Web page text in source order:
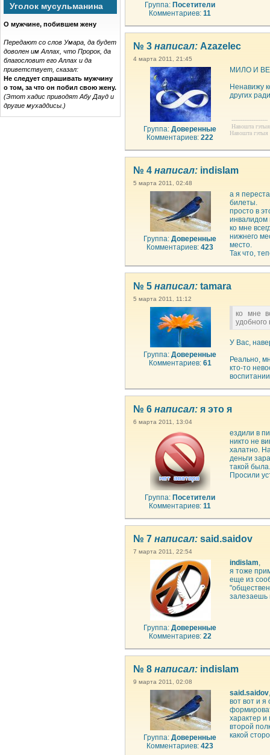
Уголок мусульманина
О мужчине, побившем жену
Передают со слов Умара, да будет
доволен им Аллах, что Пророк, да
благословит его Аллах и да
приветствует, сказал:
Не следует спрашивать мужчину
о том, за что он побил свою жену.
(Этот хадис приводят Абу Дауд и
другие мухаддисы.)
Группа: Посетители
Комментариев:11
№ 3 написал: Azazelec
4 марта 2011, 21:45
Группа:Доверенные
Комментариев:222
МИЛО И
Ненавижу
других
--------------------
Навошта
Навошта гэтыя
№ 4 написал: indislam
5 марта 2011, 02:48
Группа:Доверенные
Комментариев:423
а я
билеты.
просто в
инвалидом
ко мне
нижнего
место.
Так что,
№ 5 написал: tamara
5 марта 2011, 11:12
Группа:Доверенные
Комментариев: 61
ко мне
удобного
У Вас,
Реально,
кто-то
№ 6 написал: я это я
6 марта 2011, 13:04
Группа: Посетители
Комментариев:11
ездили в
никто не
халатно.
деньги
такой
Просили
№ 7 написал: said.saidov
7 марта 2011, 22:54
Группа:Доверенные
Комментариев: 22
indislam,
я тоже
еще из
залезаешь
№ 8 написал: indislam
9 марта 2011, 02:08
Группа:Доверенные
Комментариев:423
said.saidov,
вот вот и я
характер и
второй
какой